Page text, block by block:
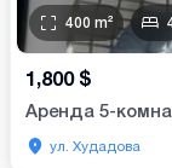
400 m²
1,800 $
Аренда 5-
ул. Худадова